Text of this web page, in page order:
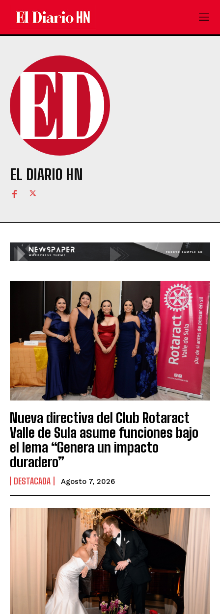
EL DIARIO HN
Nueva directiva del Club Rotaract
Valle de Sula asume funciones bajo
el lema “Genera un impacto
duradero”
DESTACADA Agosto 7, 2026